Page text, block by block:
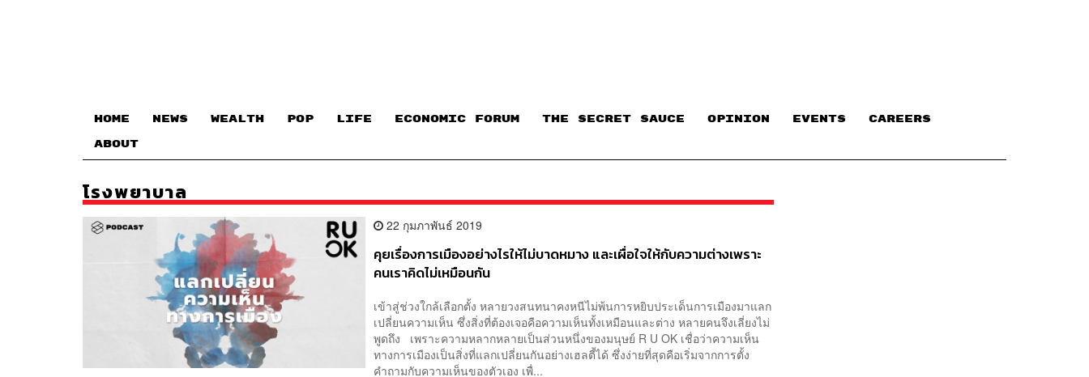
HOME NEWS WEALTH POP LIFE ECONOMIC FORUM THE SECRET SAUCE​ OPINION EVENTS CAREERS
ABOUT
โรงพยาบาล
22 กุมภาพันธ์ 2019
คุยเรื่องการเมืองอย่างไรให้ไม่บาดหมาง และเผื่อใจให้กับความต่างเพราะ
คนเราคิดไม่เหมือนกัน
เข้าสู่ช่วงใกล้เลือกตั้ง หลายวงสนทนาคงหนีไม่พ้นการหยิบประเด็นการเมืองมาแลก
เปลี่ยนความเห็น ซึ่งสิ่งที่ต้องเจอคือความเห็นทั้งเหมือนและต่าง หลายคนจึงเลี่ยงไม่
พูดถึง เพราะความหลากหลายเป็นส่วนหนึ่งของมนุษย์ R U OK เชื่อว่าความเห็น
ทางการเมืองเป็นสิ่งที่แลกเปลี่ยนกันอย่างเฮลตี้ได้ ซึ่งง่ายที่สุดคือเริ่มจากการตั้ง
คำถามกับความเห็นของตัวเอง เพื่...